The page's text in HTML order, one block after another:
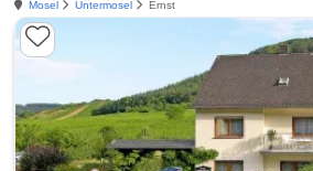
Mosel Untermosel Ernst